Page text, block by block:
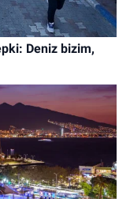
Deniz bizim,